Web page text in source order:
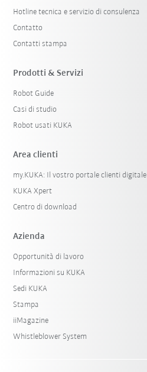
Hotline tecnica e servizio di consulenza
Contatto
Contatti stampa
Prodotti & Servizi
Robot Guide
Casi di studio
Robot usati KUKA
Area clienti
my.KUKA: Il vostro portale clienti digitale
KUKA Xpert
Centro di download
Azienda
Opportunità di lavoro
Informazioni su KUKA
Sedi KUKA
Stampa
iiMagazine
Whistleblower System